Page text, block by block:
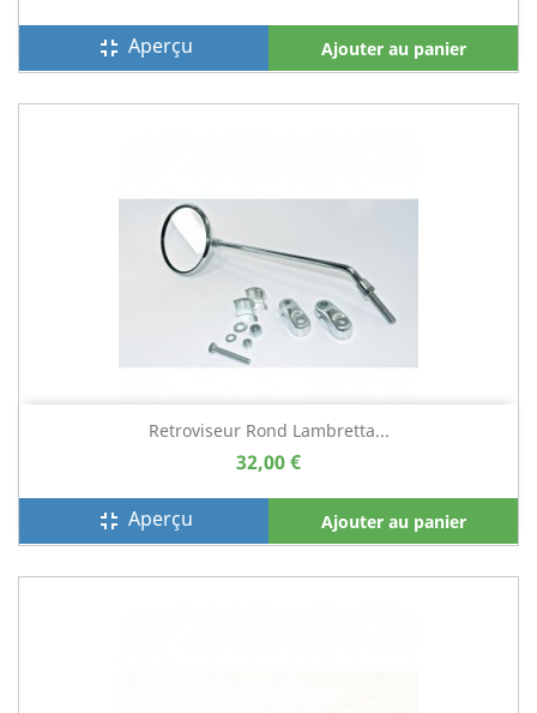
fullscreen_exit Aperçu Ajouter au panier
Retroviseur Rond Lambretta...
32,00 €
fullscreen_exit Aperçu Ajouter au panier